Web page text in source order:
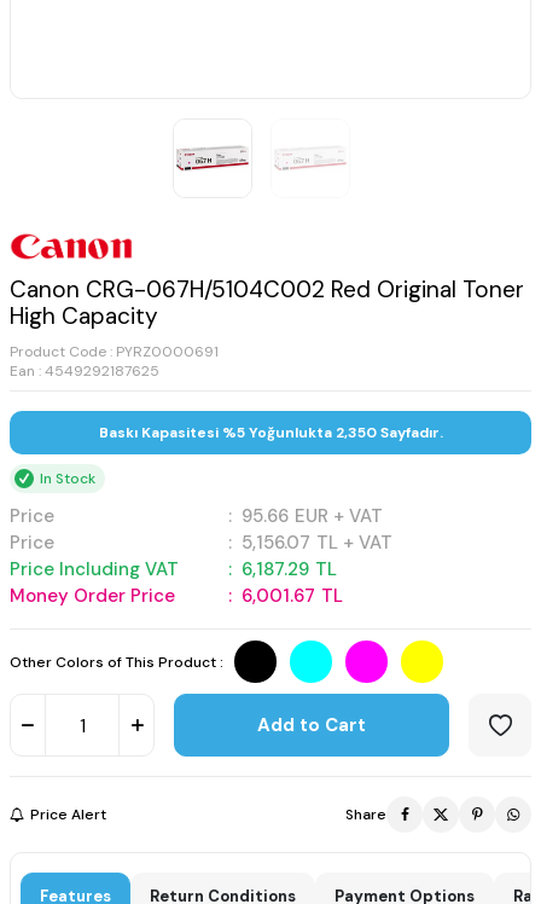
Canon CRG-067H/5104C002 Red Original Toner
High Capacity
Product Code : PYRZ0000691
Ean : 4549292187625
Baskı Kapasitesi %5 Yoğunlukta 2,350 Sayfadır.
In Stock
Price : 95.66 EUR + VAT
Price
: 5,156.07 TL + VAT
Price Including VAT
: 6,187.29 TL
Money Order Price
: 6,001.67 TL
Other Colors of This Product :
Add to Cart
Price Alert Share
Features Return Conditions Payment Options